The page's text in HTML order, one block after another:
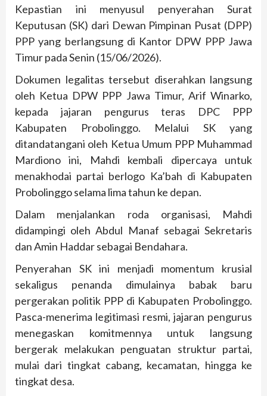
Kepastian ini menyusul penyerahan Surat
Keputusan (SK) dari Dewan Pimpinan Pusat (DPP)
PPP yang berlangsung di Kantor DPW PPP Jawa
Timur pada Senin (15/06/2026).
Dokumen legalitas tersebut diserahkan langsung
oleh Ketua DPW PPP Jawa Timur, Arif Winarko,
kepada jajaran pengurus teras DPC PPP
Kabupaten Probolinggo. Melalui SK yang
ditandatangani oleh Ketua Umum PPP Muhammad
Mardiono ini, Mahdi kembali dipercaya untuk
menakhodai partai berlogo Ka’bah di Kabupaten
Probolinggo selama lima tahun ke depan.
Dalam menjalankan roda organisasi, Mahdi
didampingi oleh Abdul Manaf sebagai Sekretaris
dan Amin Haddar sebagai Bendahara.
Penyerahan SK ini menjadi momentum krusial
sekaligus penanda dimulainya babak baru
pergerakan politik PPP di Kabupaten Probolinggo.
Pasca-menerima legitimasi resmi, jajaran pengurus
menegaskan komitmennya untuk langsung
bergerak melakukan penguatan struktur partai,
mulai dari tingkat cabang, kecamatan, hingga ke
tingkat desa.